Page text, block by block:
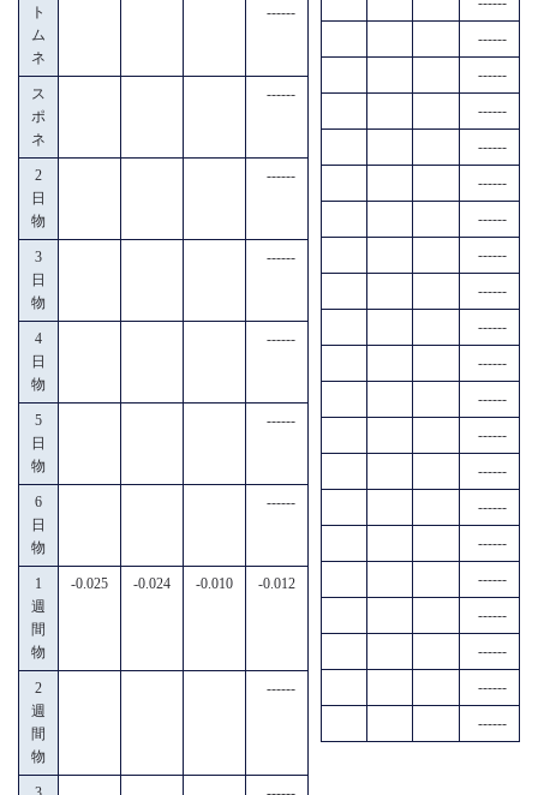
ト
ム
ネ
------
ス
ポ
ネ
------
2
日
物
------
3
日
物
------
4
日
物
------
5
日
物
------
6
日
物
------
1
週
間
物
-0.025 -0.024 -0.010 -0.012
2
週
間
物
------
------
------
------
------
------
------
------
------
------
------
------
------
------
------
------
------
------
------
------
------